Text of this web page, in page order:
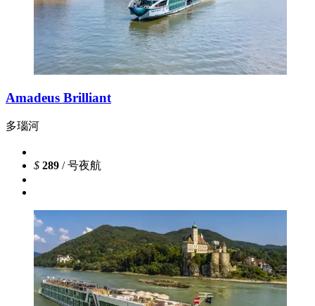
Amadeus Brilliant
多瑙河
$ 289 / 号夜航